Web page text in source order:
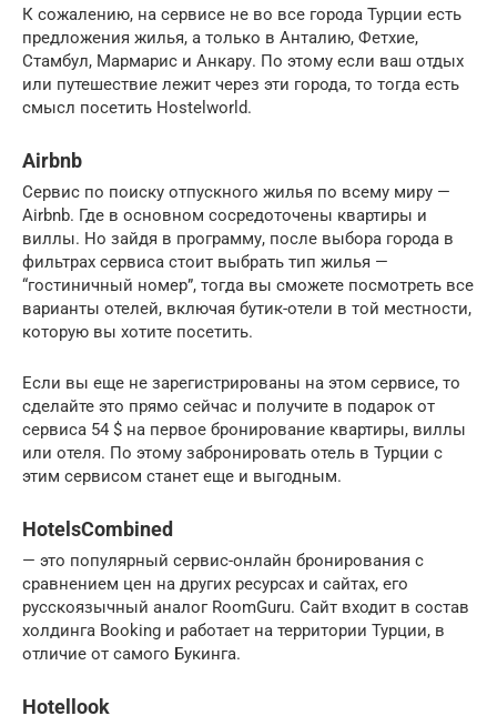
К сожалению, на сервисе не во все города Турции есть
предложения жилья, а только в Анталию, Фетхие,
Стамбул, Мармарис и Анкару. По этому если ваш отдых
или путешествие лежит через эти города, то тогда есть
смысл посетить Hostelworld.
Airbnb
Cервис по поиску отпускного жилья по всему миру —
Airbnb. Где в основном сосредоточены квартиры и
виллы. Но зайдя в программу, после выбора города в
фильтрах сервиса стоит выбрать тип жилья —
“гостиничный номер”, тогда вы сможете посмотреть все
варианты отелей, включая бутик-отели в той местности,
которую вы хотите посетить.
Если вы еще не зарегистрированы на этом сервисе, то
сделайте это прямо сейчас и получите в подарок от
сервиса 54 $ на первое бронирование квартиры, виллы
или отеля. По этому забронировать отель в Турции с
этим сервисом станет еще и выгодным.
HotelsCombined
— это популярный сервис-онлайн бронирования с
сравнением цен на других ресурсах и сайтах, его
русскоязычный аналог RoomGuru. Сайт входит в состав
холдинга Booking и работает на территории Турции, в
отличие от самого Букинга.
Hotellook